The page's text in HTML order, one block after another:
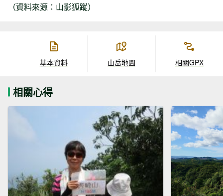
（資料來源：山影狐蹤）
基本資料 山岳地圖 相關GPX
相關心得